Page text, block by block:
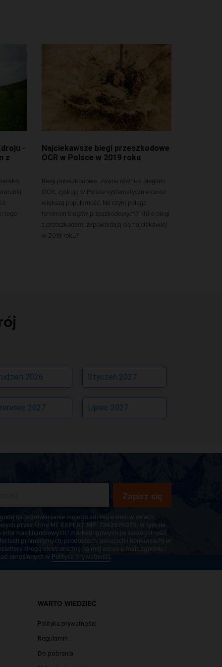
-
z
tego
Najciekawsze biegi przeszkodowe
OCR w Polsce w 2019 roku
Biegi przeszkodowe, zwane również biegami
OCR, zyskują w Polsce systematycznie coraz
większą popularność. Na czym polega
fenomen biegów przeszkodowych? Które biegi
z przeszkodami zapowiadają się najciekawiej
w 2019 roku?
2026 Styczeń 2027
2027 Lipiec 2027
Zapisz się
na przetwarzanie mojego adresu e-mail w celach
przez firmę HT EXPERT NIP: 7342676075, w tym na
informacji handlowych i marketingowych (w szczególności
promocyjnych, produktach, usługach i konkursach) w
drogą elektroniczną na mój adres e-mail, zgodnie i
określonych w Polityce prywatności.
WARTO WIEDZIEĆ
Polityka prywatności
Regulamin
Do pobrania